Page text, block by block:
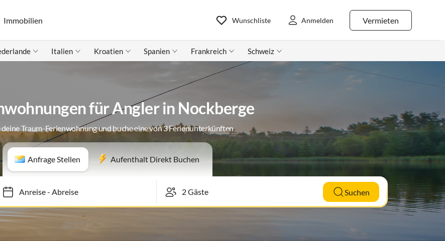
Immobilien Vermieten
Wunschliste Anmelden
Italien Kroatien Spanien Frankreich Schweiz
für Angler in Nockberge
deine Traum-Ferienwohnung und buche eine von 3 Ferienunterkünften
Anfrage Stellen Aufenthalt Direkt Buchen
Anreise-Abreise Suchen